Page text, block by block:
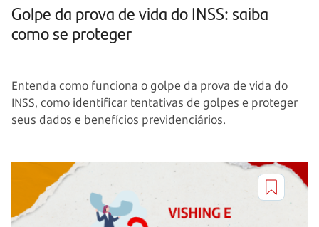
Golpe da prova de vida do INSS: saiba
como se proteger
Entenda como funciona o golpe da prova de vida do
INSS, como identificar tentativas de golpes e proteger
seus dados e benefícios previdenciários.